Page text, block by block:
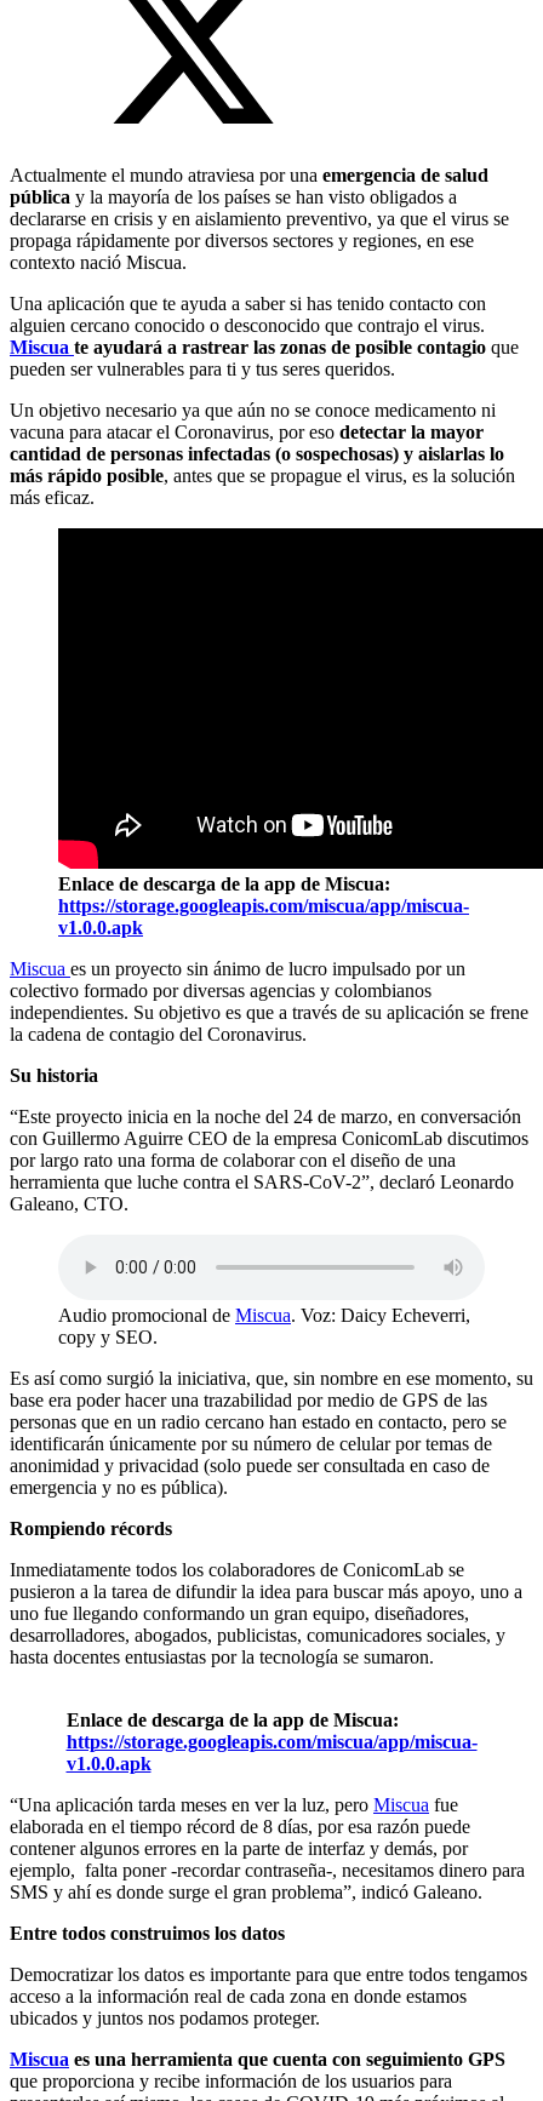
Actualmente el mundo atraviesa por una emergencia de salud
pública y la mayoría de los países se han visto obligados a
declararse en crisis y en aislamiento preventivo, ya que el virus se
propaga rápidamente por diversos sectores y regiones, en ese
contexto nació Miscua.
Una aplicación que te ayuda a saber si has tenido contacto con
alguien cercano conocido o desconocido que contrajo el virus.
Miscua te ayudará a rastrear las zonas de posible contagio que
pueden ser vulnerables para ti y tus seres queridos.
Un objetivo necesario ya que aún no se conoce medicamento ni
vacuna para atacar el Coronavirus, por eso detectar la mayor
cantidad de personas infectadas (o sospechosas) y aislarlas lo
más rápido posible, antes que se propague el virus, es la solución
más eficaz.
Enlace de descarga de la app de Miscua:
https://storage.googleapis.com/miscua/app/miscua-
v1.0.0.apk
Miscua es un proyecto sin ánimo de lucro impulsado por un
colectivo formado por diversas agencias y colombianos
independientes. Su objetivo es que a través de su aplicación se frene
la cadena de contagio del Coronavirus.
Su historia
“Este proyecto inicia en la noche del 24 de marzo, en conversación
con Guillermo Aguirre CEO de la empresa ConicomLab discutimos
por largo rato una forma de colaborar con el diseño de una
herramienta que luche contra el SARS-CoV-2”, declaró Leonardo
Galeano, CTO.
Audio promocional de Miscua. Voz: Daicy Echeverri,
copy y SEO.
Es así como surgió la iniciativa, que, sin nombre en ese momento, su
base era poder hacer una trazabilidad por medio de GPS de las
personas que en un radio cercano han estado en contacto, pero se
identificarán únicamente por su número de celular por temas de
anonimidad y privacidad (solo puede ser consultada en caso de
emergencia y no es pública).
Rompiendo récords
Inmediatamente todos los colaboradores de ConicomLab se
pusieron a la tarea de difundir la idea para buscar más apoyo, uno a
uno fue llegando conformando un gran equipo, diseñadores,
desarrolladores, abogados, publicistas, comunicadores sociales, y
hasta docentes entusiastas por la tecnología se sumaron.
Enlace de descarga de la app de Miscua:
https://storage.googleapis.com/miscua/app/miscua-
v1.0.0.apk
“Una aplicación tarda meses en ver la luz, pero Miscua fue
elaborada en el tiempo récord de 8 días, por esa razón puede
contener algunos errores en la parte de interfaz y demás, por
ejemplo, falta poner -recordar contraseña-, necesitamos dinero para
SMS y ahí es donde surge el gran problema”, indicó Galeano.
Entre todos construimos los datos
Democratizar los datos es importante para que entre todos tengamos
acceso a la información real de cada zona en donde estamos
ubicados y juntos nos podamos proteger.
Miscua es una herramienta que cuenta con seguimiento GPS
que proporciona y recibe información de los usuarios para